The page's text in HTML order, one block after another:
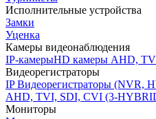
Исполнительные устройства
Замки
Уценка
Камеры видеонаблюдения
IP-камерыHD камеры AHD,
Видеорегистраторы
IP Видеорегистраторы (NVR,
AHD, TVI, SDI, CVI (3-
Мониторы